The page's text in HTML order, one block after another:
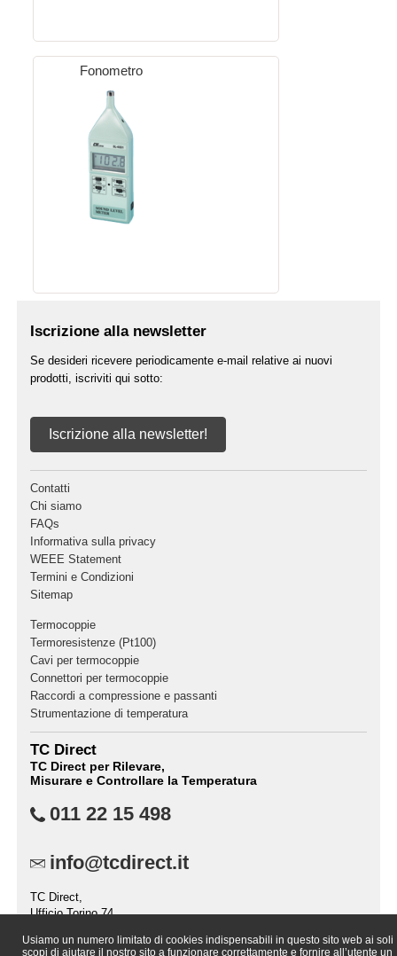
Fonometro
Iscrizione alla newsletter
Se desideri ricevere periodicamente e-mail relative ai nuovi
prodotti, iscriviti qui sotto:
Iscrizione alla newsletter!
Contatti
Chi siamo
FAQs
Informativa sulla privacy
WEEE Statement
Termini e Condizioni
Sitemap
Termocoppie
Termoresistenze (Pt100)
Cavi per termocoppie
Connettori per termocoppie
Raccordi a compressione e passanti
Strumentazione di temperatura
TC Direct
TC Direct per Rilevare,
Misurare e Controllare la Temperatura
011 22 15 498
info@tcdirect.it
TC Direct,
Ufficio Torino 74,
10151 TORINO (TO),
Usiamo un numero limitato di cookies indispensabili in questo sito web ai soli
scopi di aiutare il nostro sito a funzionare correttamente e fornire all’utente un